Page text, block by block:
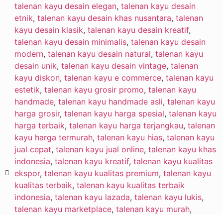
talenan kayu desain elegan, talenan kayu desain
etnik, talenan kayu desain khas nusantara, talenan
kayu desain klasik, talenan kayu desain kreatif,
talenan kayu desain minimalis, talenan kayu desain
modern, talenan kayu desain natural, talenan kayu
desain unik, talenan kayu desain vintage, talenan
kayu diskon, talenan kayu e commerce, talenan kayu
estetik, talenan kayu grosir promo, talenan kayu
handmade, talenan kayu handmade asli, talenan kayu
harga grosir, talenan kayu harga spesial, talenan kayu
harga terbaik, talenan kayu harga terjangkau, talenan
kayu harga termurah, talenan kayu hias, talenan kayu
jual cepat, talenan kayu jual online, talenan kayu khas
indonesia, talenan kayu kreatif, talenan kayu kualitas
ekspor, talenan kayu kualitas premium, talenan kayu
kualitas terbaik, talenan kayu kualitas terbaik
indonesia, talenan kayu lazada, talenan kayu lukis,
talenan kayu marketplace, talenan kayu murah,